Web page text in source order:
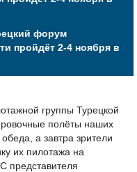
форум
пройдёт 2-4 ноября в
группы Турецкой
полёты наших
а завтра зрители
их пилотажа на
представителя